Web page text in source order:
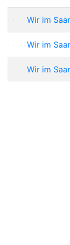
Wir im
Wir im
Wir im